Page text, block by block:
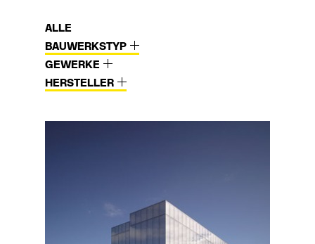
ALLE
BAUWERKSTYP
GEWERKE
HERSTELLER